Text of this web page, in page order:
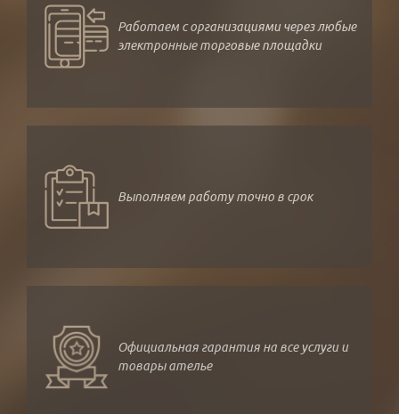
Работаем с организациями через любые
электронные торговые площадки
Выполняем работу точно в срок
Официальная гарантия на все услуги и
товары ателье